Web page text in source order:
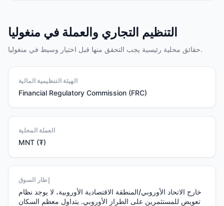
التنظيم التجاري والعملة في منغوليا
حقائق محلية رئيسية يجب التحقق منها قبل اختيار وسيط في منغوليا.
الهيئة التنظيمية المالية
Financial Regulatory Commission (FRC)
العملة المحلية
MNT (₮)
إطار السوق
خارج الاتحاد الأوروبي/المنطقة الاقتصادية الأوروبية، لا يوجد نظام
تعويض للمستثمرين على الطراز الأوروبي. يتداول معظم السكان